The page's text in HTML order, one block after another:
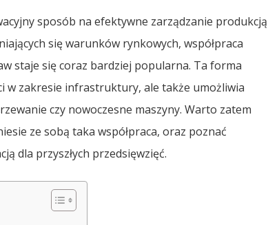
sposób na efektywne zarządzanie produkcją
się warunków rynkowych, współpraca
staje się coraz bardziej popularna. Ta forma
w zakresie infrastruktury, ale także umożliwia
czy nowoczesne maszyny. Warto zatem
ze sobą taka współpraca, oraz poznać
dla przyszłych przedsięwzięć.